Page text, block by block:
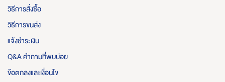
วิธีการสั่งซื้อ
วิธีการขนส่ง
แจ้งชำระเงิน
Q&A คำถามที่พบบ่อย
ข้อตกลงและเงื่อนไข